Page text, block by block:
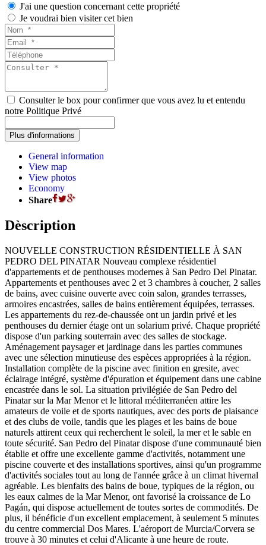
J'ai une question concernant cette propriété
Je voudrai bien visiter cet bien
Consulter le box pour confirmer que vous avez lu et entendu
notre Politique Privé
General information
View map
View photos
Economy
Share
Dèscription
NOUVELLE CONSTRUCTION RÉSIDENTIELLE À SAN
PEDRO DEL PINATAR Nouveau complexe résidentiel
d'appartements et de penthouses modernes à San Pedro Del Pinatar.
Appartements et penthouses avec 2 et 3 chambres à coucher, 2 salles
de bains, avec cuisine ouverte avec coin salon, grandes terrasses,
armoires encastrées, salles de bains entièrement équipées, terrasses.
Les appartements du rez-de-chaussée ont un jardin privé et les
penthouses du dernier étage ont un solarium privé. Chaque propriété
dispose d'un parking souterrain avec des salles de stockage.
Aménagement paysager et jardinage dans les parties communes
avec une sélection minutieuse des espèces appropriées à la région.
Installation complète de la piscine avec finition en gresite, avec
éclairage intégré, système d'épuration et équipement dans une cabine
encastrée dans le sol. La situation privilégiée de San Pedro del
Pinatar sur la Mar Menor et le littoral méditerranéen attire les
amateurs de voile et de sports nautiques, avec des ports de plaisance
et des clubs de voile, tandis que les plages et les bains de boue
naturels attirent ceux qui recherchent le soleil, la mer et le sable en
toute sécurité. San Pedro del Pinatar dispose d'une communauté bien
établie et offre une excellente gamme d'activités, notamment une
piscine couverte et des installations sportives, ainsi qu'un programme
d'activités sociales tout au long de l'année grâce à un climat hivernal
agréable. Les bienfaits des bains de boue, typiques de la région, ou
les eaux calmes de la Mar Menor, ont favorisé la croissance de Lo
Pagán, qui dispose actuellement de toutes sortes de commodités. De
plus, il bénéficie d'un excellent emplacement, à seulement 5 minutes
du centre commercial Dos Mares. L'aéroport de Murcia/Corvera se
trouve à 30 minutes et celui d'Alicante à une heure de route.